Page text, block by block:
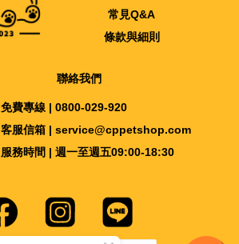
常見Q&A
條款與細則
聯絡我們
免費專線 | 0800-029-920
客服信箱 | service@cppetshop.com
服務時間 | 週一至週五09:00-18:30